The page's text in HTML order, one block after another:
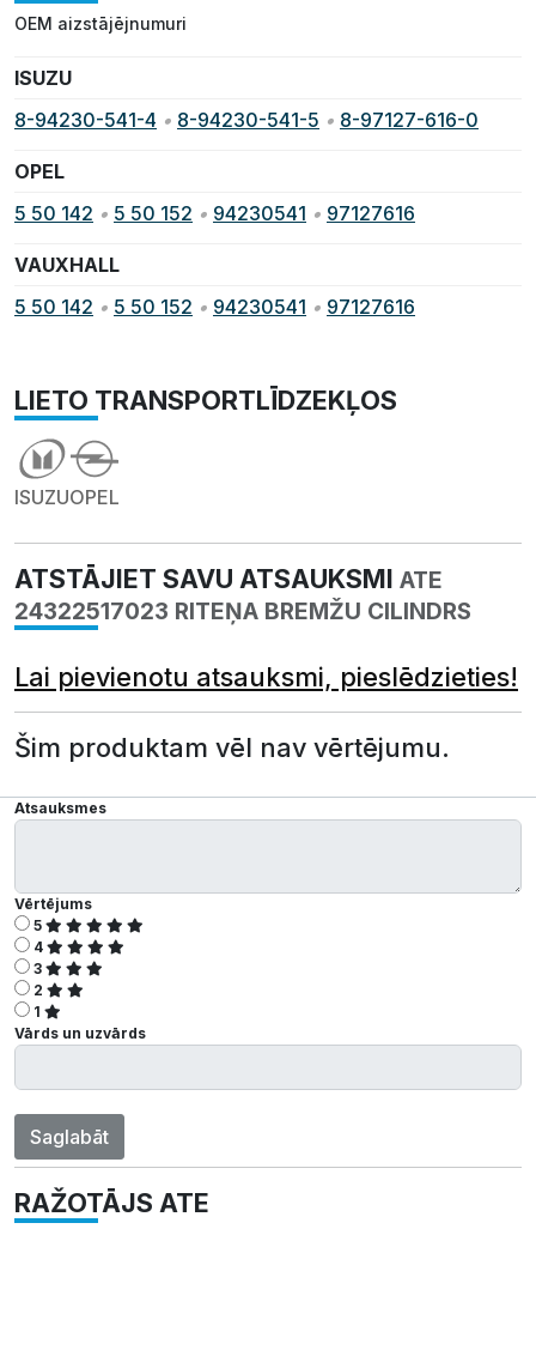
OEM aizstājējnumuri
ISUZU
8-94230-541-4 • 8-94230-541-5 • 8-97127-616-0
OPEL
5 50 142 • 5 50 152 • 94230541 • 97127616
VAUXHALL
5 50 142 • 5 50 152 • 94230541 • 97127616
LIETO TRANSPORTLĪDZEKĻOS
ISUZUOPEL
ATSTĀJIET SAVU ATSAUKSMI ATE
24322517023 RITEŅA BREMŽU CILINDRS
Lai pievienotu atsauksmi, pieslēdzieties!
Šim produktam vēl nav vērtējumu.
Atsauksmes
Vērtējums
5
4
3
2
1
Vārds un uzvārds
Saglabāt
RAŽOTĀJS ATE